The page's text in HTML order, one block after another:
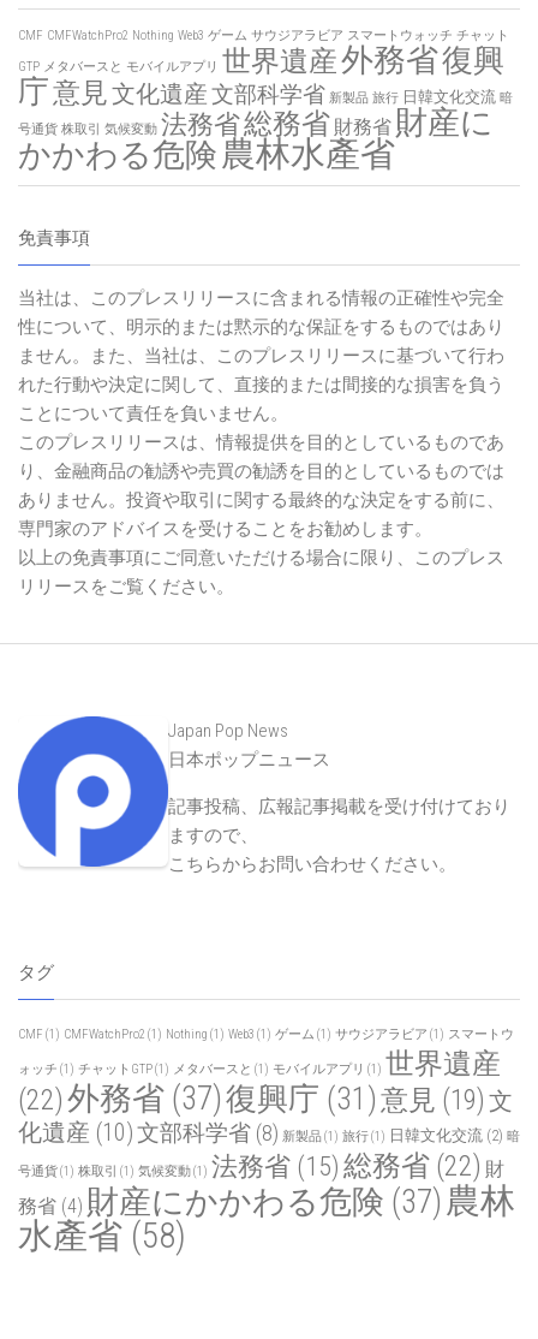
CMF CMFWatchPro2 Nothing Web3 ゲーム サウジアラビア スマートウォッチ チャット
GTP メタバースと モバイルアプリ 世界遺産外務省復興
庁意見文化遺産文部科学省 新製品 旅行 日韓文化交流 暗
号通貨 株取引 気候変動 法務省総務省 財務省 財産に
かかわる危険 農林水產省
免責事項
当社は、このプレスリリースに含まれる情報の正確性や完全
性について、明示的または黙示的な保証をするものではあり
ません。また、当社は、このプレスリリースに基づいて行わ
れた行動や決定に関して、直接的または間接的な損害を負う
ことについて責任を負いません。
このプレスリリースは、情報提供を目的としているものであ
り、金融商品の勧誘や売買の勧誘を目的としているものでは
ありません。投資や取引に関する最終的な決定をする前に、
専門家のアドバイスを受けることをお勧めします。
以上の免責事項にご同意いただける場合に限り、このプレス
リリースをご覧ください。
Japan Pop News
日本ポップニュース
記事投稿、広報記事掲載を受け付けており
ますので、
こちらからお問い合わせください。
タグ
CMF (1) CMFWatchPro2 (1) Nothing (1) Web3 (1) ゲーム (1) サウジアラビア (1) スマートウ
ォッチ (1) チャットGTP(1) メタバースと (1) モバイルアプリ (1) 世界遺産
(22)外務省 (37)復興庁 (31)意見 (19) 文
化遺産 (10)文部科学省 (8) 新製品(1) 旅行(1) 日韓文化交流 (2) 暗
号通貨(1) 株取引 (1) 気候変動(1) 法務省 (15) 総務省 (22) 財
務省 (4) 財産にかかわる危険 (37) 農林
水產省 (58)